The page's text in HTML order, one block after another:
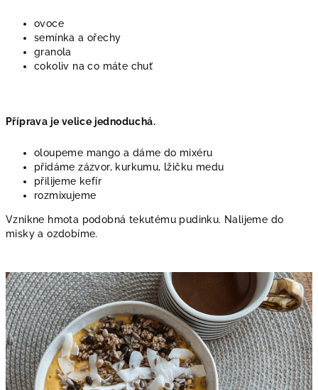
ovoce
semínka a ořechy
granola
cokoliv na co máte chuť
Příprava je velice jednoduchá.
oloupeme mango a dáme do mixéru
přidáme zázvor, kurkumu, lžičku medu
přilijeme kefír
rozmixujeme
Vznikne hmota podobná tekutému pudinku. Nalijeme do
misky a ozdobíme.